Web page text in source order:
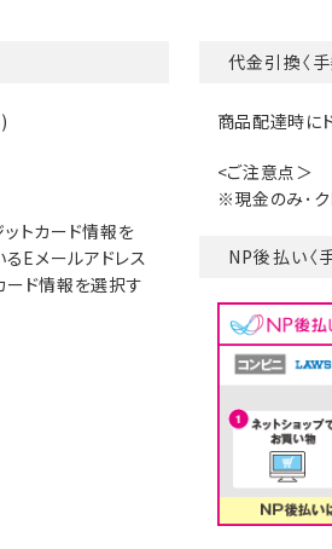
トカード情報を
Eメールアドレス
ード情報を選択す
代金引換〈
商品配達時に
<ご注意点＞
※現金のみ･ク
NP後払い〈